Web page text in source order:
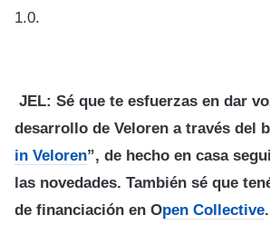
1.0.
JEL: Sé que te esfuerzas en dar
desarrollo de Veloren a través del
in Veloren”, de hecho en casa
las novedades. También sé que
de financiación en Open Collective